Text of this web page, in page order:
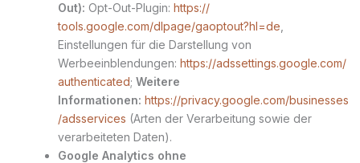
Out): Opt-Out-Plugin: https://
tools.google.com/dlpage/gaoptout?hl=de
Einstellungen für die Darstellung von
Werbeeinblendungen: https://adssettings.google.com/
authenticated; Weitere
Informationen: https://privacy.google.com/businesses
/adsservices (Arten der Verarbeitung sowie der
verarbeiteten Daten).
Google Analytics ohne